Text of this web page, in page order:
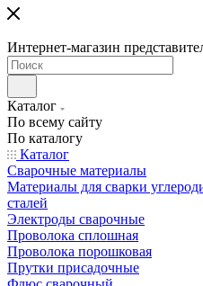
Интернет-магазин
Каталог
По всему сайту
По каталогу
Каталог
Сварочные материалы
Материалы для сварки
сталей
Электроды сварочные
Проволока сплошная
Проволока порошковая
Прутки присадочные